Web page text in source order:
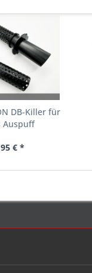
DB-Killer für
Auspuff
€ *